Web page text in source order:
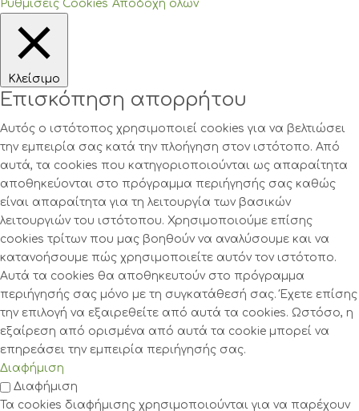
Ρυθμίσεις Cookies Αποδοχή όλων
Κλείσιμο
Επισκόπηση απορρήτου
Αυτός ο ιστότοπος χρησιμοποιεί cookies για να βελτιώσει
την εμπειρία σας κατά την πλοήγηση στον ιστότοπο. Από
αυτά, τα cookies που κατηγοριοποιούνται ως απαραίτητα
αποθηκεύονται στο πρόγραμμα περιήγησής σας καθώς
είναι απαραίτητα για τη λειτουργία των βασικών
λειτουργιών του ιστότοπου. Χρησιμοποιούμε επίσης
cookies τρίτων που μας βοηθούν να αναλύσουμε και να
κατανοήσουμε πώς χρησιμοποιείτε αυτόν τον ιστότοπο.
Αυτά τα cookies θα αποθηκευτούν στο πρόγραμμα
περιήγησής σας μόνο με τη συγκατάθεσή σας. Έχετε επίσης
την επιλογή να εξαιρεθείτε από αυτά τα cookies. Ωστόσο, η
εξαίρεση από ορισμένα από αυτά τα cookie μπορεί να
επηρεάσει την εμπειρία περιήγησής σας.
Διαφήμιση
Διαφήμιση
Τα cookies διαφήμισης χρησιμοποιούνται για να παρέχουν